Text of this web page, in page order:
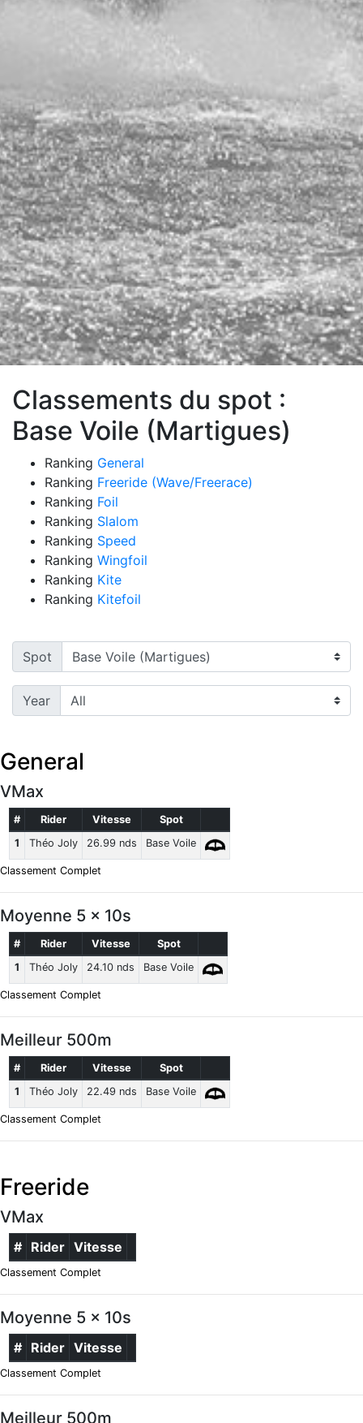
Classements du spot :
Base Voile (Martigues)
Ranking General
Ranking Freeride (Wave/Freerace)
Ranking Foil
Ranking Slalom
Ranking Speed
Ranking Wingfoil
Ranking Kite
Ranking Kitefoil
Spot
Year
General
VMax
# Rider Vitesse
Spot
1
Théo Joly 26.99 nds Base Voile
Classement Complet
Moyenne 5 x 10s
# Rider Vitesse
Spot
1
Théo Joly 24.10 nds Base Voile
Classement Complet
Meilleur 500m
# Rider Vitesse
Spot
1
Théo Joly 22.49 nds Base Voile
Classement Complet
Freeride
VMax
# Rider Vitesse
Classement Complet
Moyenne 5 x 10s
# Rider Vitesse
Classement Complet
Meilleur 500m